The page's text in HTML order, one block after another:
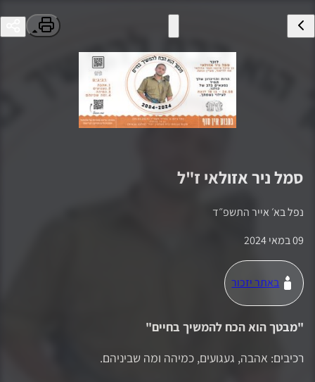
סמלניר אזולאי ז"ל
נפל בא׳ אייר התשפ״ד
09 במאי 2024
באתר יזכור
"מבטך הוא הכח להמשיך בחיים"
רכיבים: אהבה, געגועים, כמיהה ומה שביניהם.